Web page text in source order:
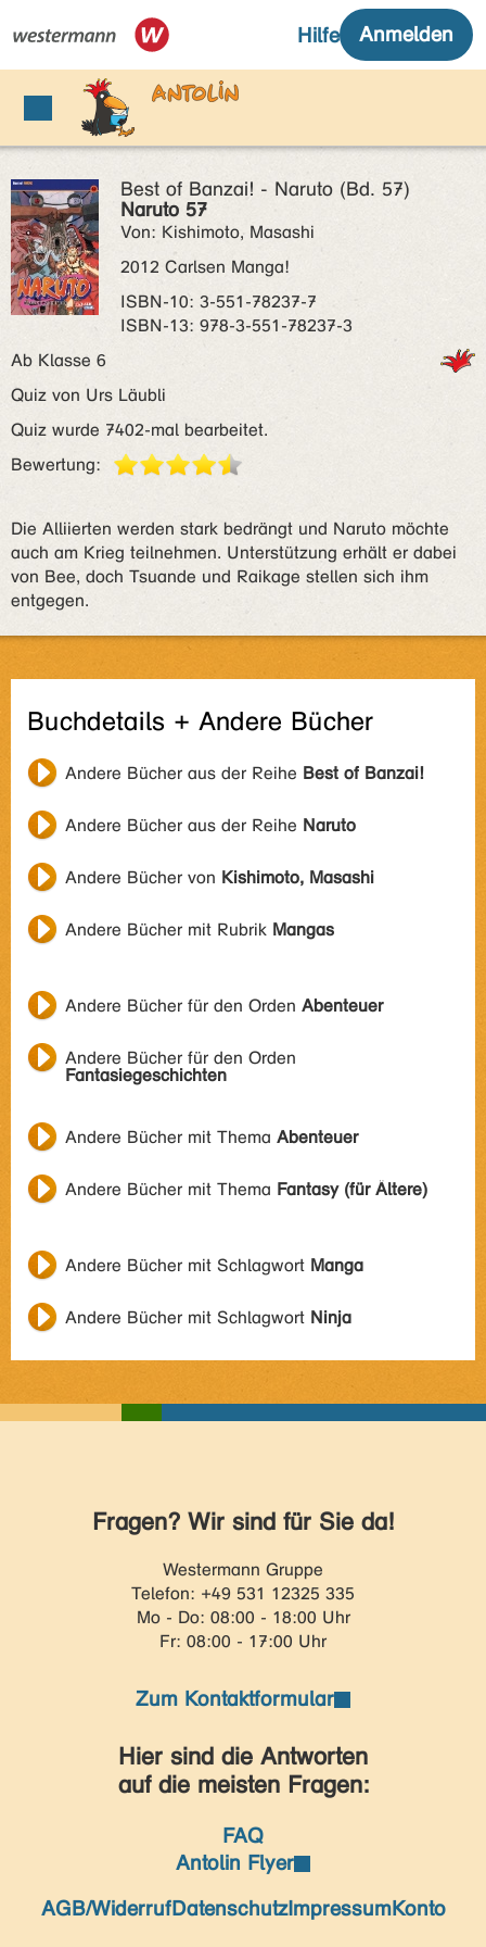
Best of Banzai! - Naruto (Bd. 57)
Naruto 57
Von: Kishimoto, Masashi
2012 Carlsen Manga!
ISBN‑10: 3-551-78237-7
ISBN‑13: 978-3-551-78237-3
Ab Klasse 6
Quiz von Urs Läubli
Quiz wurde 7402-mal bearbeitet.
Bewertung:
Die Alliierten werden stark bedrängt und Naruto möchte
auch am Krieg teilnehmen. Unterstützung erhält er dabei
von Bee, doch Tsuande und Raikage stellen sich ihm
entgegen.
Buchdetails + Andere Bücher
Andere Bücher aus der Reihe Best of Banzai!
Andere Bücher aus der Reihe Naruto
Andere Bücher von Kishimoto, Masashi
Andere Bücher mit Rubrik Mangas
Andere Bücher für den Orden Abenteuer
Andere Bücher für den Orden
Fantasiegeschichten
Andere Bücher mit Thema Abenteuer
Andere Bücher mit Thema Fantasy (für Ältere)
Andere Bücher mit Schlagwort Manga
Andere Bücher mit Schlagwort Ninja